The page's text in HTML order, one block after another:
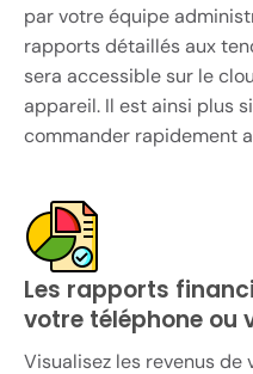
par votre équipe
rapports détaillés aux
sera accessible sur le
appareil. Il est ainsi plus
commander rapidement
Les rapports
votre téléphone ou
Visualisez les revenus